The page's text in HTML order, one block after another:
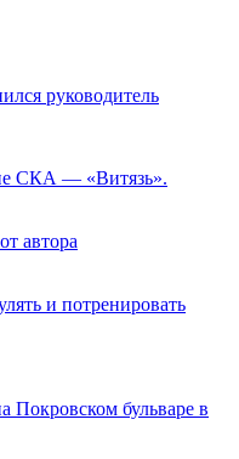
руководитель
СКА — «Витязь».
автора
и потренировать
Покровском бульваре в